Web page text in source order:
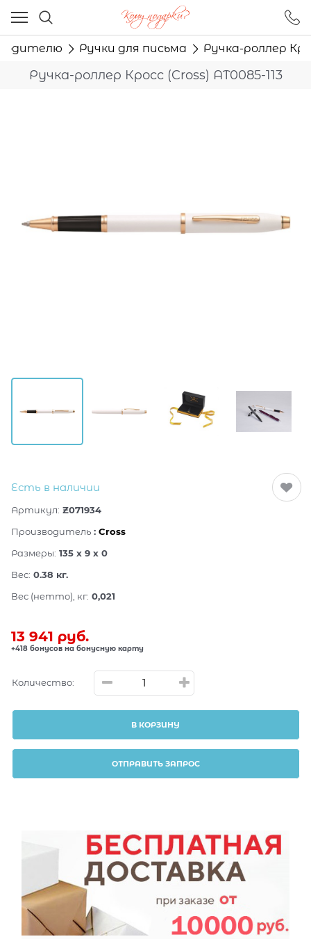
Ручки для письма Ручка-роллер
Ручка-роллер Кросс (Cross) AT0085-113
Есть в наличии
Артикул: Z071934
Производитель : Cross
Размеры: 135 x 9 x 0
Вес: 0.38 кг.
Вес (нетто), кг: 0,021
13 941 руб.
+418 бонусов на бонусную карту
Количество:
В КОРЗИНУ
ОТПРАВИТЬ ЗАПРОС
Ваш город - Москва,
угадали?
ДА НЕТ